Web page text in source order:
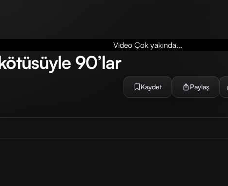
Video Çok yakında...
90’lar
Kaydet Paylaş